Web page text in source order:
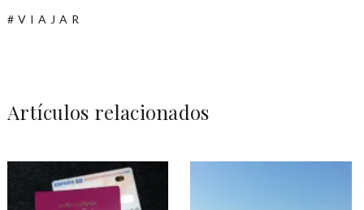
VIAJAR
Artículos relacionados